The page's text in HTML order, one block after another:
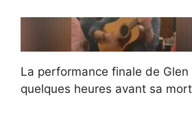
La performance finale de
quelques heures avant sa mort